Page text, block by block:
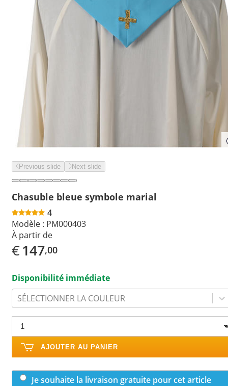
Previous slide Next slide
Chasuble bleue symbole marial
4
Modèle : PM000403
À partir de
€147,00
Disponibilité immédiate
SÉLECTIONNER LA COULEUR
AJOUTER AU PANIER
Je souhaite la livraison gratuite pour cet article